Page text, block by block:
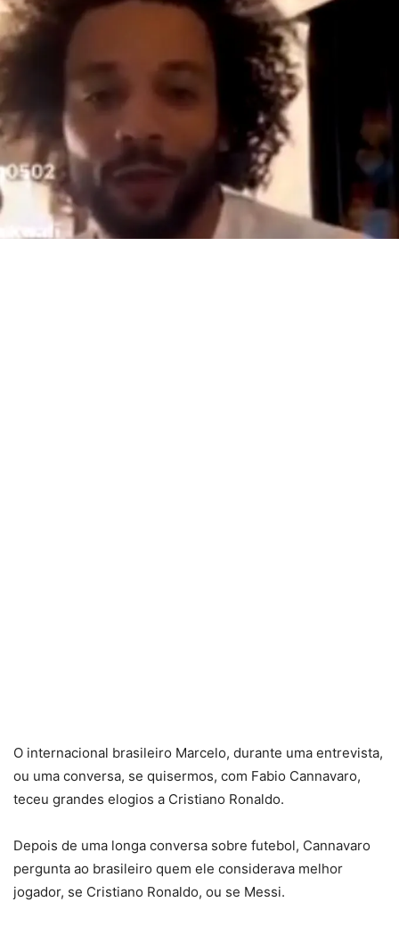
O internacional brasileiro Marcelo, durante uma entrevista,
ou uma conversa, se quisermos, com Fabio Cannavaro,
teceu grandes elogios a Cristiano Ronaldo.
Depois de uma longa conversa sobre futebol, Cannavaro
pergunta ao brasileiro quem ele considerava melhor
jogador, se Cristiano Ronaldo, ou se Messi.